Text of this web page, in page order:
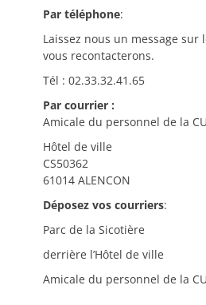
Par téléphone:
Laissez nous un message
vous recontacterons.
Tél : 02.33.32.41.65
Par courrier :
Amicale du personnel de la
Hôtel de ville
CS50362
61014 ALENCON
Déposez vos courriers:
Parc de la Sicotière
derrière l’Hôtel de ville
Amicale du personnel de la